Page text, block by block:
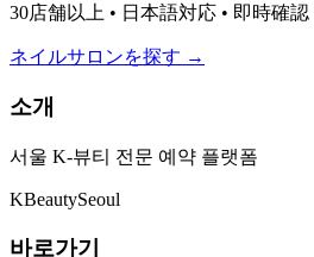
30店舗以上 • 日本語対応 • 即時確認
ネイルサロンを探す →
소개
서울 K-뷰티 전문 예약 플랫폼
KBeautySeoul
바로가기